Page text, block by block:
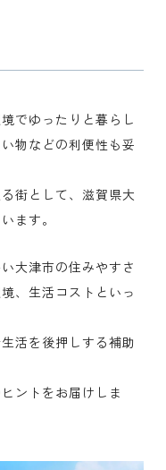
でゆったりと暮らし
物などの利便性も妥
街として、滋賀県大
ます。
大津市の住みやすさ
、生活コストといっ
活を後押しする補助
ントをお届けしま